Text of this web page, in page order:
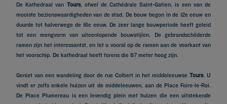
De Kathedraal van Tours, ofwel de Cathédrale Saint-Gatien, is een van de
mooiste bezienswaardigheden van de stad. De bouw begon in de 12e eeuw en
duurde tot halverwege de 16e eeuw. De zeer lange bouwperiode heeft geleid
tot een mengvorm van uiteenlopende bouwstijlen. De gebrandschilderde
ramen zijn het interessantst, en let u vooral op de ramen aan de voorkant van
het voorschip. De kathedraal heeft torens die 87 meter hoog zijn.
Geniet van een wandeling door de rue Colbert in het middeleeuwse Tours. U
vindt er zelfs enkele huizen uit de middeleeuwen, aan de Place Foire-le-Roi.
De Place Plumereau is een levendig plein met huizen die een uitstekende